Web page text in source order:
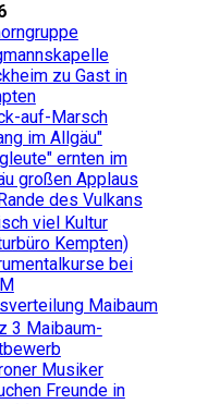
zu Gast in
auf-Marsch
im Allgäu"
ernten im
großen Applaus
des Vulkans
viel Kultur
Kempten)
bei
Maibaum
3 Maibaum-
Musiker
Freunde in